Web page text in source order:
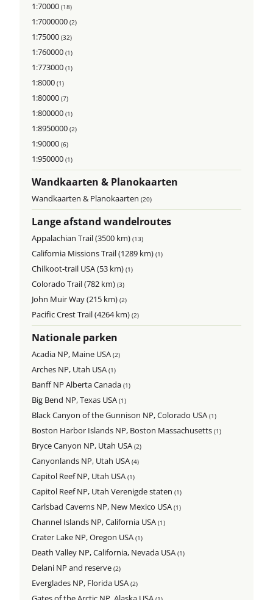
1:70000(18)
1:7000000(2)
1:75000(32)
1:760000(1)
1:773000(1)
1:8000(1)
1:80000(7)
1:800000(1)
1:8950000(2)
1:90000(6)
1:950000(1)
Wandkaarten & Planokaarten
Wandkaarten & Planokaarten(20)
Lange afstand wandelroutes
Appalachian Trail (3500 km)(13)
California Missions Trail (1289 km)(1)
Chilkoot-trail USA (53 km)(1)
Colorado Trail (782 km)(3)
John Muir Way (215 km)(2)
Pacific Crest Trail (4264 km)(2)
Nationale parken
Acadia NP, Maine USA(2)
Arches NP, Utah USA(1)
Banff NP Alberta Canada(1)
Big Bend NP, Texas USA(1)
Black Canyon of the Gunnison NP, Colorado USA(1)
Boston Harbor Islands NP, Boston Massachusetts(1)
Bryce Canyon NP, Utah USA(2)
Canyonlands NP, Utah USA(4)
Capitol Reef NP, Utah USA(1)
Capitol Reef NP, Utah Verenigde staten(1)
Carlsbad Caverns NP, New Mexico USA(1)
Channel Islands NP, California USA(1)
Crater Lake NP, Oregon USA(1)
Death Valley NP, California, Nevada USA(1)
Delani NP and reserve(2)
Everglades NP, Florida USA(2)